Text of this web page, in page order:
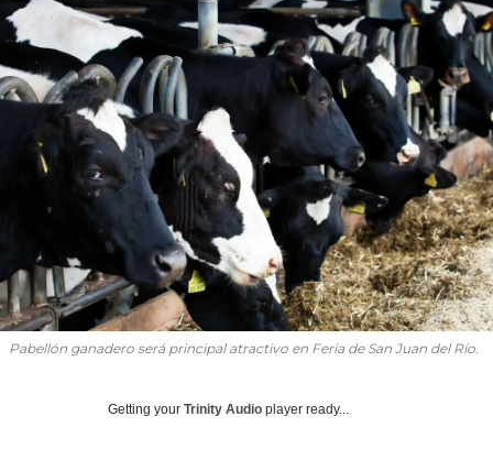
Pabellón ganadero será principal atractivo en Feria de San Juan del Río.
Getting your Trinity Audio player ready...